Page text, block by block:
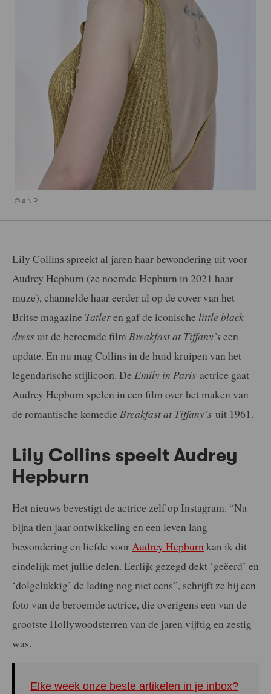
©ANP
Lily Collins spreekt al jaren haar bewondering uit voor
Audrey Hepburn (ze noemde Hepburn in 2021 haar
muze), channelde haar eerder al op de cover van het
Britse magazine Tatleren gaf de iconische little black
dressuit de beroemde film Breakfast at Tiffany’seen
update. En nu mag Collins in de huid kruipen van het
legendarische stijlicoon. De Emily in Paris-actrice gaat
Audrey Hepburn spelen in een film over het maken van
de romantische komedie Breakfast at Tiffany’s uit 1961.
Lily Collins speelt Audrey
Hepburn
Het nieuws bevestigt de actrice zelf op Instagram. “Na
bijna tien jaar ontwikkeling en een leven lang
bewondering en liefde voor Audrey Hepburn kan ik dit
eindelijk met jullie delen. Eerlijk gezegd dekt ‘geëerd’ en
‘dolgelukkig’ de lading nog niet eens”, schrijft ze bij een
foto van de beroemde actrice, die overigens een van de
grootste Hollywoodsterren van de jaren vijftig en zestig
was.
Elke week onze beste artikelen in je inbox?